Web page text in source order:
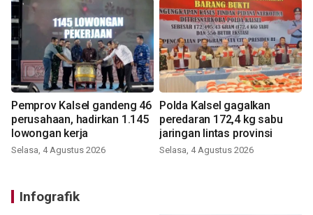
Pemprov Kalsel gandeng 46
perusahaan, hadirkan 1.145
lowongan kerja
Selasa, 4 Agustus 2026
Polda Kalsel gagalkan
peredaran 172,4 kg sabu
jaringan lintas provinsi
Selasa, 4 Agustus 2026
Infografik